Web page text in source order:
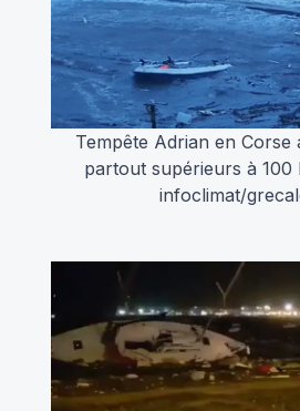
Tempête Adrian en Corse
partout supérieurs à
infoclimat/